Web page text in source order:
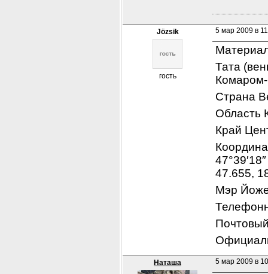
Jözsik
гость
5 мар 2009 в
Тата
Страна
Область
Край
47.655,
Мэр
Наташа 5 мар 2009 в